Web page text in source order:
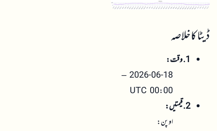
ڈیٹا کا خلاصہ
1. وقت:
2026-06-18 –
00:00 UTC
2. قیمتیں:
اوپن: